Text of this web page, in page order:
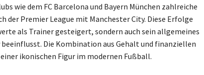
wie dem FC Barcelona und Bayern München zahlreiche
der Premier League mit Manchester City. Diese Erfolge
als Trainer gesteigert, sondern auch sein allgemeines
Die Kombination aus Gehalt und finanziellen
ikonischen Figur im modernen Fußball.